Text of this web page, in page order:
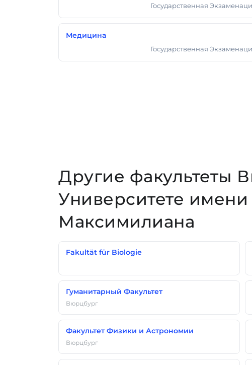
Государственная
Медицина
Государственная
Другие факультеты
Университете
Максимилиана
Fakultät für Biologie
Гуманитарный Факультет
Вюрцбург
Факультет Физики и Астрономии
Вюрцбург